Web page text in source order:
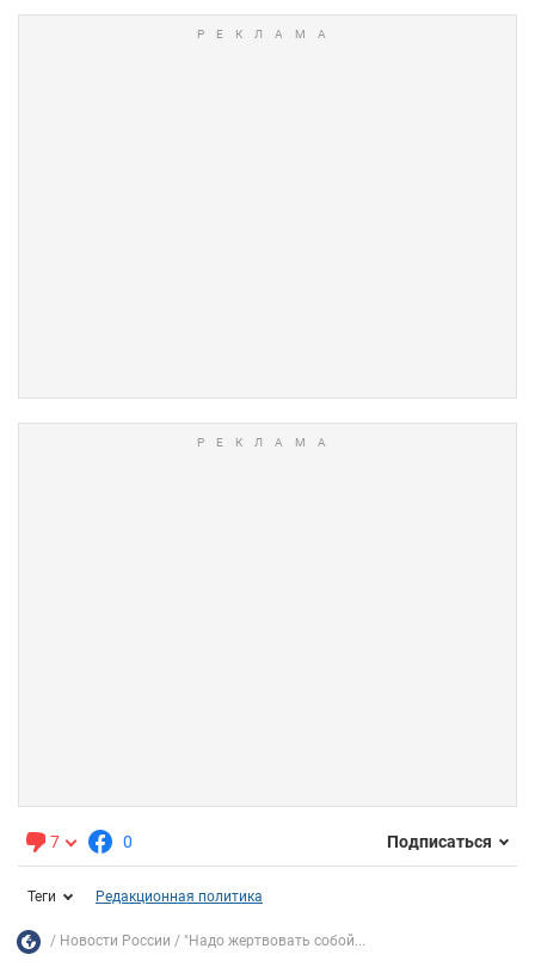
7 0 Подписаться
Теги Редакционная политика
Новости России "Надо жертвовать собой...